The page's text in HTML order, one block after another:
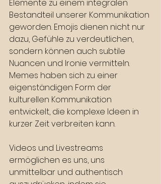
Elemente zu einem integralen
Bestandteil unserer Kommunikation
geworden. Emojis dienen nicht nur
dazu, Gefühle zu verdeutlichen,
sondern können auch subtile
Nuancen und Ironie vermitteln.
Memes haben sich zu einer
eigenständigen Form der
kulturellen Kommunikation
entwickelt, die komplexe Ideen in
kurzer Zeit verbreiten kann.
Videos und Livestreams
ermöglichen es uns, uns
unmittelbar und authentisch